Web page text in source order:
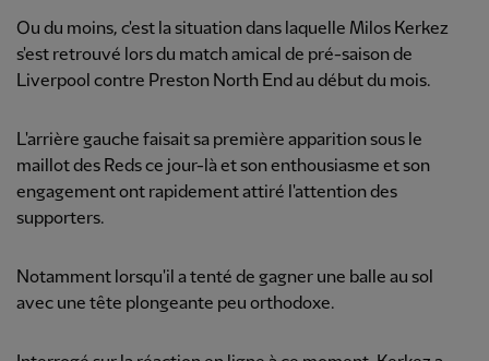
Ou du moins, c'est la situation dans laquelle Milos Kerkez
s'est retrouvé lors du match amical de pré-saison de
Liverpool contre Preston North End au début du mois.
L'arrière gauche faisait sa première apparition sous le
maillot des Reds ce jour-là et son enthousiasme et son
engagement ont rapidement attiré l'attention des
supporters.
Notamment lorsqu'il a tenté de gagner une balle au sol
avec une tête plongeante peu orthodoxe.